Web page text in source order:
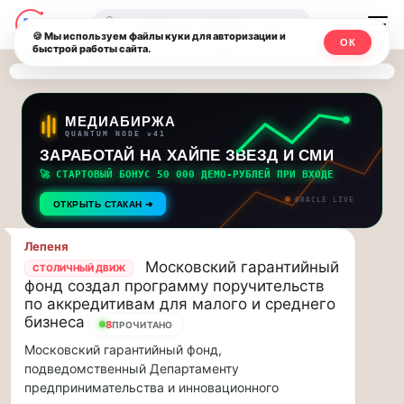
Последние
новости
и
обновления
потока:
Друзья,
приглашаем
на
музыкальную
прогулку
по
Москве
Чайковского!…
приглашаем
на
музыкальную
Москвичи.net
—
Главный
столичный
чат-
мессенджер,
новости
и
инсайды
Москвы
🔍
МЕДИАБИРЖА
QUANTUM NODE v41
ЗАРАБОТАЙ НА ХАЙПЕ ЗВЕЗД И СМИ
🚀 СТАРТОВЫЙ БОНУС 50 000 ДЕМО-РУБЛЕЙ ПРИ ВХОДЕ
ОТКРЫТЬ СТАКАН ➔ ORACLE LIVE
Лепеня
СТОЛИЧНЫЙ ДВИЖ
Московский гарантийный
фонд создал программу поручительств
по аккредитивам для малого и среднего
бизнеса
8ПРОЧИТАНО
Московский гарантийный фонд,
подведомственный Департаменту
предпринимательства и инновационного
🍪 Мы используем файлы куки для авторизации и
быстрой работы сайта.
ОК